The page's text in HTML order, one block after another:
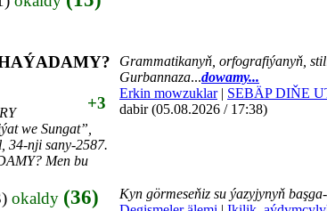
+3
we Sungаt”,
34-nji sаny-2587.
Men bu
okaldy (36)
Grammatikanyň, orfografiýanyň,
Gurbannaza...dowamy...
Erkin mowzuklar| SEBÄP DIŇE
dabir (05.08.2026 / 17:38)
Kyn görmeseňiz su ýazyjynyň